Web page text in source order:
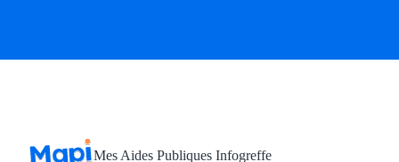
Mes Aides Publiques Infogreffe